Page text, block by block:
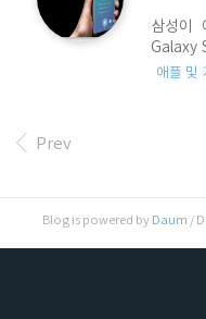
일종의
있는
삼성이
Galaxy
비스인
을 측
버튼
을 보
다. 그
이용하
애플 및
Prev
Blog is powered by Daum /